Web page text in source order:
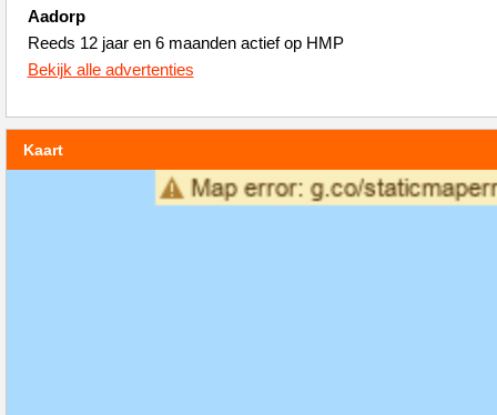
Aadorp
Reeds 12 jaar en 6 maanden actief op HMP
Bekijk alle advertenties
Kaart